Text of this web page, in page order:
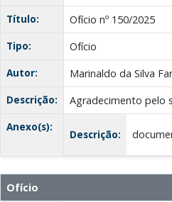
Título:
Ofício nº 150/2025
Tipo:
Ofício
Autor:
Marinaldo da Silva
Descrição:
Agradecimento pelo
Anexo(s):
Descrição:
Ofício